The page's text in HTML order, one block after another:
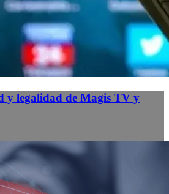
y legalidad de Magis TV y